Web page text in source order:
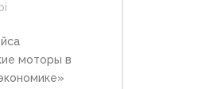
моторы в